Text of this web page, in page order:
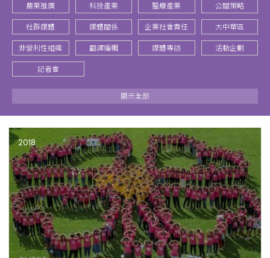
農業推廣 科技產業 醫療產業 公關策略
社群媒體 媒體關係 企業社會責任 大中華區
非營利性組織 翻譯編輯 媒體專訪 活動企劃
記者會
顯示全部
2018